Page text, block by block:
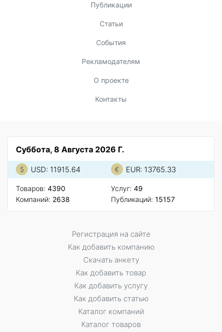
Публикации
Статьи
События
Рекламодателям
О проекте
Контакты
Суббота, 8 Августа 2026 Г.
USD: 11915.64 EUR: 13765.33
Товаров: 4390
Компаний: 2638
Услуг: 49
Публикаций: 15157
Регистрация на сайте
Как добавить компанию
Скачать анкету
Как добавить товар
Как добавить услугу
Как добавить статью
Каталог компаний
Каталог товаров